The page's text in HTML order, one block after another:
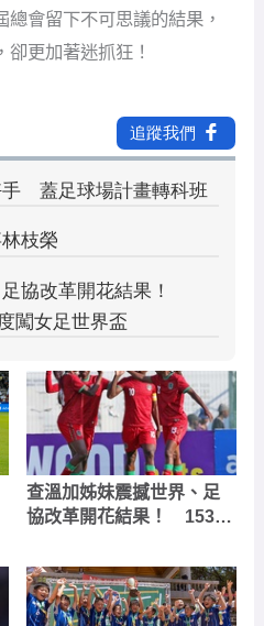
會留下不可思議的結果，
更加著迷抓狂！
查溫加姊妹震撼世界、足
協改革開花結果！ 153名
世界盃